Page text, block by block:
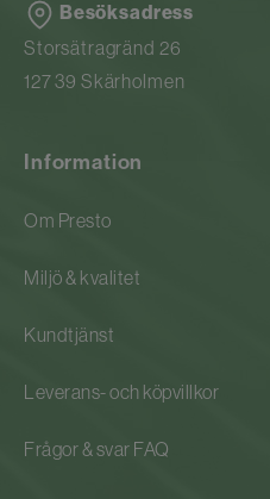
Besöksadress
Storsätragränd 26
127 39 Skärholmen
Information
Om Presto
Miljö & kvalitet
Kundtjänst
Leverans- och köpvillkor
Frågor & svar FAQ